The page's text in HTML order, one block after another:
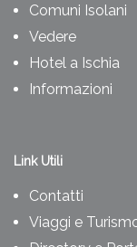
Comuni Isolani
Vedere
Hotel a Ischia
Informazioni
Link Utili
Contatti
Viaggi e